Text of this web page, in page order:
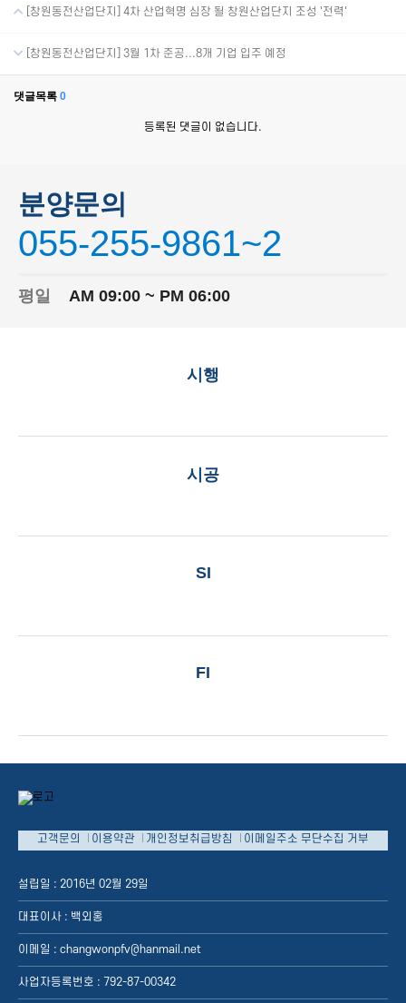
[창원동전산업단지] 4차 산업혁명 심장 될 창원산업단지 조성 '전력'
[창원동전산업단지] 3월 1차 준공...8개 기업 입주 예정
댓글목록 0
등록된 댓글이 없습니다.
분양문의
055-255-9861~2
평일 AM 09:00 ~ PM 06:00
고객문의 이용약관 개인정보취급방침 이메일주소 무단수집 거부
설립일 : 2016년 02월 29일
대표이사 : 백외홍
이메일 : changwonpfv@hanmail.net
사업자등록번호 : 792-87-00342
시행
시공
SI
FI